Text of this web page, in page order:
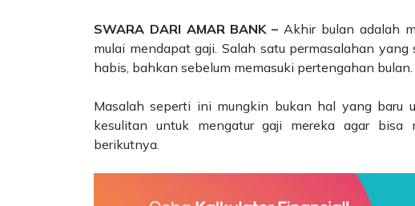
SWARA DARI AMAR BANK – Akhir bulan adalah
mulai mendapat gaji. Salah satu permasalahan
habis, bahkan sebelum memasuki pertengahan bulan.
Masalah seperti ini mungkin bukan hal yang baru
kesulitan untuk mengatur gaji mereka agar bisa
berikutnya.